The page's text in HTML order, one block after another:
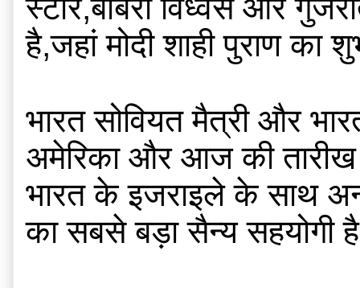
स्टार,बाबरी विध्वंस और
है,जहां मोदी शाही पुराण का
भारत सोवियत मैत्री और
अमेरिका और आज की तारीख
भारत के इजराइले के साथ
का सबसे बड़ा सैन्य सहयोगी